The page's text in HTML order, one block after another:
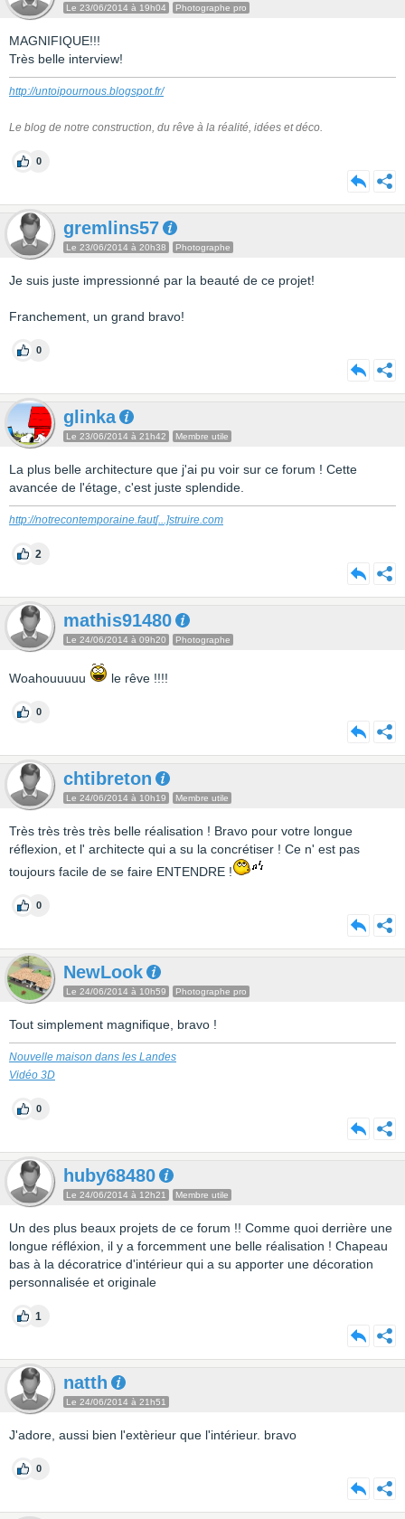
Le 23/06/2014 à 19h04 Photographe pro
MAGNIFIQUE!!!
Très belle interview!
http://untoipournous.blogspot.fr/
Le blog de notre construction, du rêve à la réalité, idées et déco.
0
gremlins57
Le 23/06/2014 à 20h38 Photographe
Je suis juste impressionné par la beauté de ce projet!
Franchement, un grand bravo!
0
glinka
Le 23/06/2014 à 21h42 Membre utile
La plus belle architecture que j'ai pu voir sur ce forum ! Cette
avancée de l'étage, c'est juste splendide.
http://notrecontemporaine.faut[...]struire.com
2
mathis91480
Le 24/06/2014 à 09h20 Photographe
Woahouuuuu le rêve !!!!
0
chtibreton
Le 24/06/2014 à 10h19 Membre utile
Très très très très belle réalisation ! Bravo pour votre longue
réflexion, et l' architecte qui a su la concrétiser ! Ce n' est pas
toujours facile de se faire ENTENDRE !
0
NewLook
Le 24/06/2014 à 10h59 Photographe pro
Tout simplement magnifique, bravo !
Nouvelle maison dans les Landes
Vidéo 3D
0
huby68480
Le 24/06/2014 à 12h21 Membre utile
Un des plus beaux projets de ce forum !! Comme quoi derrière une
longue réfléxion, il y a forcemment une belle réalisation ! Chapeau
bas à la décoratrice d'intérieur qui a su apporter une décoration
personnalisée et originale
1
natth
Le 24/06/2014 à 21h51
J'adore, aussi bien l'extèrieur que l'intérieur. bravo
0